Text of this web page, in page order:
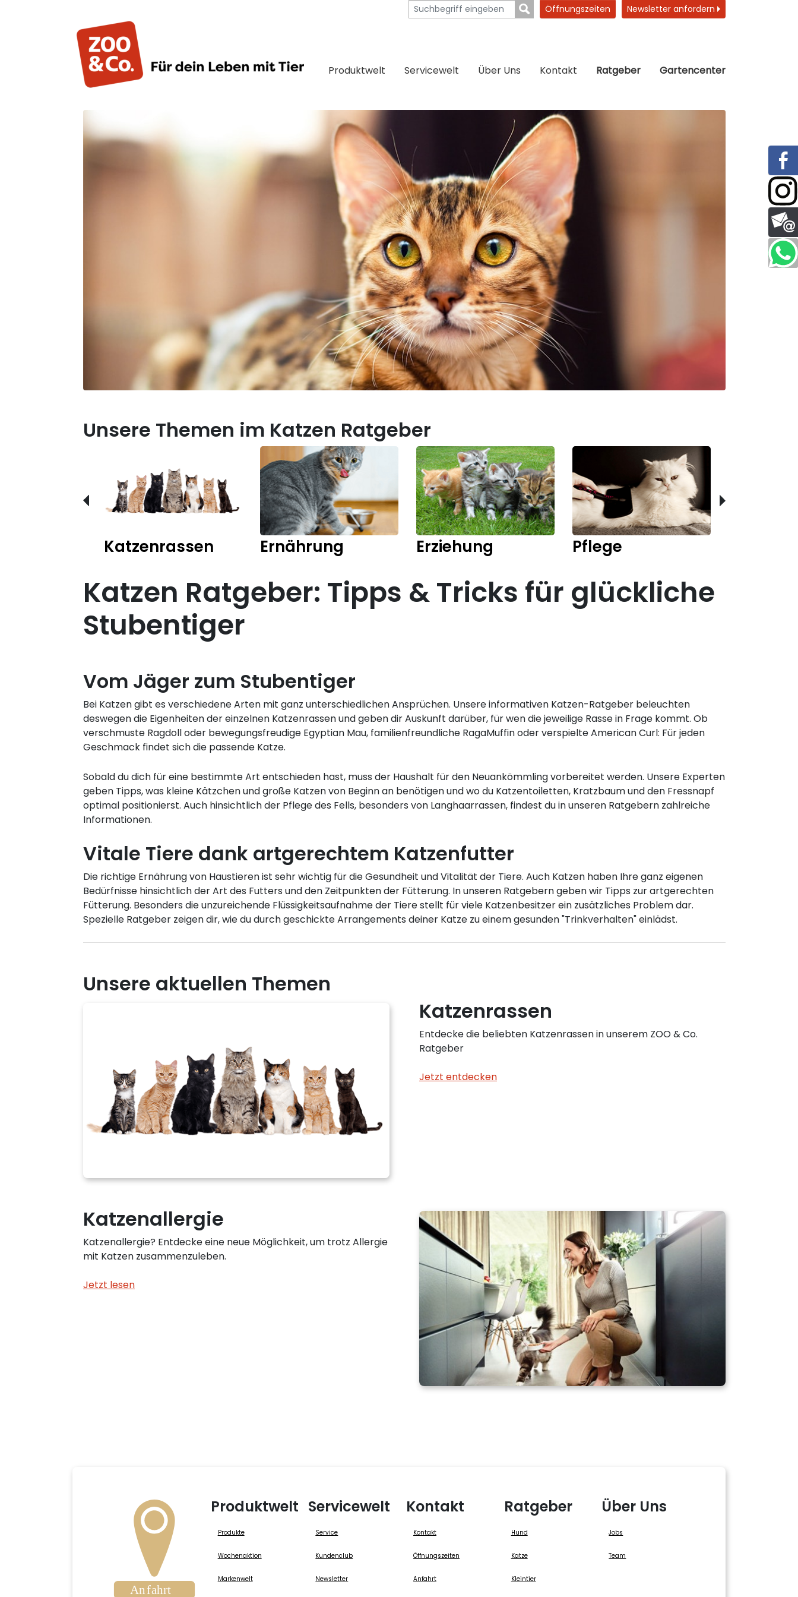
Öffnungszeiten Newsletter anfordern
Produktwelt Servicewelt Über Uns Kontakt Ratgeber Gartencenter
Unsere Themen im Katzen Ratgeber
Katzenrassen Ernährung Erziehung Pflege
Katzen Ratgeber: Tipps & Tricks für glückliche
Stubentiger
Vom Jäger zum Stubentiger
Bei Katzen gibt es verschiedene Arten mit ganz unterschiedlichen Ansprüchen. Unsere informativen Katzen-Ratgeber beleuchten
deswegen die Eigenheiten der einzelnen Katzenrassen und geben dir Auskunft darüber, für wen die jeweilige Rasse in Frage kommt. Ob
verschmuste Ragdoll oder bewegungsfreudige Egyptian Mau, familienfreundliche RagaMuffin oder verspielte American Curl: Für jeden
Geschmack findet sich die passende Katze.
Sobald du dich für eine bestimmte Art entschieden hast, muss der Haushalt für den Neuankömmling vorbereitet werden. Unsere Experten
geben Tipps, was kleine Kätzchen und große Katzen von Beginn an benötigen und wo du Katzentoiletten, Kratzbaum und den Fressnapf
optimal positionierst. Auch hinsichtlich der Pflege des Fells, besonders von Langhaarrassen, findest du in unseren Ratgebern zahlreiche
Informationen.
Vitale Tiere dank artgerechtem Katzenfutter
Die richtige Ernährung von Haustieren ist sehr wichtig für die Gesundheit und Vitalität der Tiere. Auch Katzen haben Ihre ganz eigenen
Bedürfnisse hinsichtlich der Art des Futters und den Zeitpunkten der Fütterung. In unseren Ratgebern geben wir Tipps zur artgerechten
Fütterung. Besonders die unzureichende Flüssigkeitsaufnahme der Tiere stellt für viele Katzenbesitzer ein zusätzliches Problem dar.
Spezielle Ratgeber zeigen dir, wie du durch geschickte Arrangements deiner Katze zu einem gesunden "Trinkverhalten" einlädst.
Unsere aktuellen Themen
Katzenrassen
Entdecke die beliebten Katzenrassen in unserem ZOO & Co.
Ratgeber
Jetzt entdecken
Katzenallergie
Katzenallergie? Entdecke eine neue Möglichkeit, um trotz Allergie
mit Katzen zusammenzuleben.
Jetzt lesen
Produktwelt
Produkte
Wochenaktion
Markenwelt
Servicewelt
Service
Kundenclub
Newsletter
Kontakt
Kontakt
Öffnungszeiten
Anfahrt
Ratgeber
Hund
Katze
Kleintier
Über Uns
Jobs
Team